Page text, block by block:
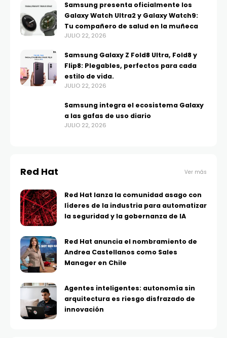
Samsung presenta oficialmente los
Galaxy Watch Ultra2 y Galaxy Watch9:
Tu compañero de salud en la muñeca
JULIO 22, 2026
Samsung Galaxy Z Fold8 Ultra, Fold8 y
Flip8: Plegables, perfectos para cada
estilo de vida.
JULIO 22, 2026
Samsung integra el ecosistema Galaxy
a las gafas de uso diario
JULIO 22, 2026
Red Hat Ver más
Red Hat lanza la comunidad asago con
líderes de la industria para automatizar
la seguridad y la gobernanza de IA
Red Hat anuncia el nombramiento de
Andrea Castellanos como Sales
Manager en Chile
Agentes inteligentes: autonomía sin
arquitectura es riesgo disfrazado de
innovación